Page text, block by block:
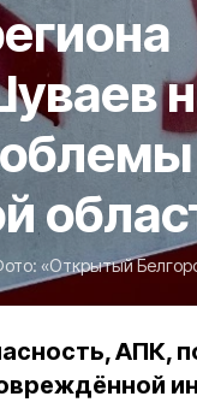
«Открытый
АПК,